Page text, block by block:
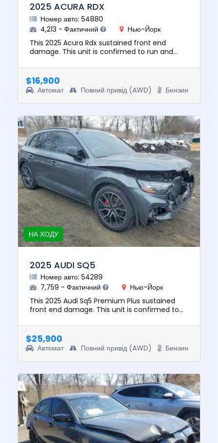
2025 ACURA RDX
Номер авто: 54880
4,213 - Фактичний
Нью-Йорк
This 2025 Acura Rdx sustained front end
damage. This unit is confirmed to run and
was $37450. This vehicle ...
$16,900
Автомат Повний привід (AWD) Бензин
НА ХОДУ
2025 AUDI SQ5
Номер авто: 54289
7,759 - Фактичний
Нью-Йорк
This 2025 Audi Sq5 Premium Plus sustained
front end damage. This unit is confirmed to
vehicle was $64447. T...
$25,900
Автомат Повний привід (AWD) Бензин